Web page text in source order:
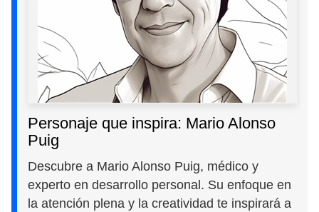
Personaje que inspira: Mario Alonso
Puig
Descubre a Mario Alonso Puig, médico y
experto en desarrollo personal. Su enfoque en
la atención plena y la creatividad te inspirará a